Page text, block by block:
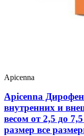
Apicenna
Apicenna
внутренних и
весом от 2,5 до
размер все